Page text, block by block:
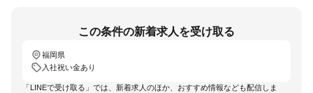
この条件の新着求人を受け取る
福岡県
入社祝い金あり
「LINEで受け取る」では、新着求人のほか、おすすめ情報なども配信しま